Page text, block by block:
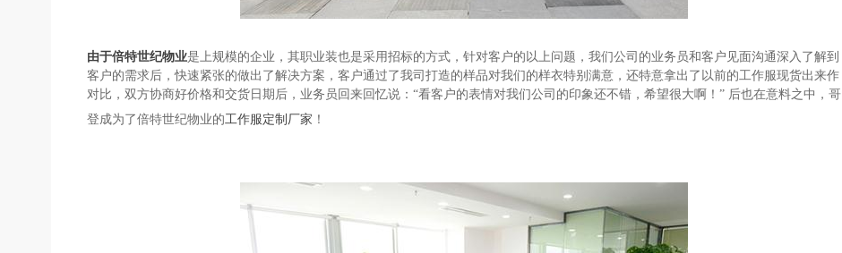
由于倍特世纪物业是上规模的企业，其职业装也是采用招标的方式，针对客户的以上问题，我们公司的业务员和客户见面沟通深入了解到
客户的需求后，快速紧张的做出了解决方案，客户通过了我司打造的样品对我们的样衣特别满意，还特意拿出了以前的工作服现货出来作
对比，双方协商好价格和交货日期后，业务员回来回忆说：“看客户的表情对我们公司的印象还不错，希望很大啊！” 后也在意料之中，哥
登成为了倍特世纪物业的工作服定制厂家 ！